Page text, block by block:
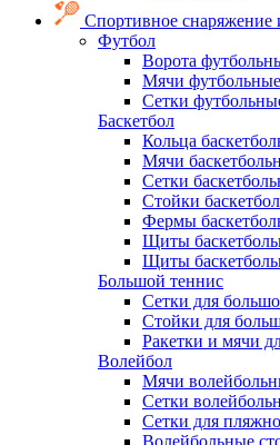
Спортивное снаряжение
Футбол
Ворота
Мячи футбольные
Сетки
Баскетбол
Кольца
Мячи
Сетки
Стойки
Фермы
Щиты
Щиты
Большой теннис
Сетки для
Стойки для
Ракетки и мячи
Волейбол
Мячи
Сетки
Сетки для
Волейбольные